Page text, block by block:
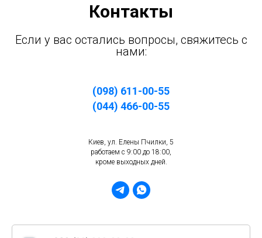
Контакты
Если у вас остались вопросы, свяжитесь с
нами:
(098) 611-00-55
(044) 466-00-55
Киев, ул. Елены Пчилки, 5
работаем с 9:00 до 18:00,
кроме выходных дней.